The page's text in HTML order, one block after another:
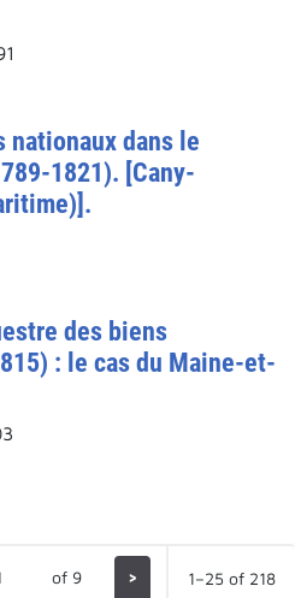
nationaux dans le
1821). [Cany-
des biens
: le cas du Maine-et-
of 9 > 1–25 of 218